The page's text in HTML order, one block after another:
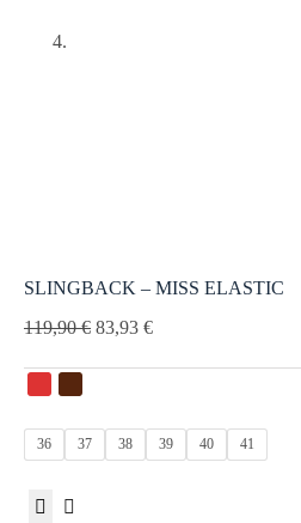
SLINGBACK – MISS ELASTIC
119,90€ 83,93 €
36 37 38 39 40 41